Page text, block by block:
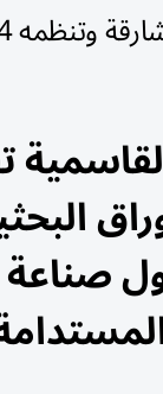
صناعة